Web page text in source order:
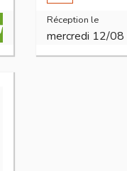
Réception le
mercredi 12/08